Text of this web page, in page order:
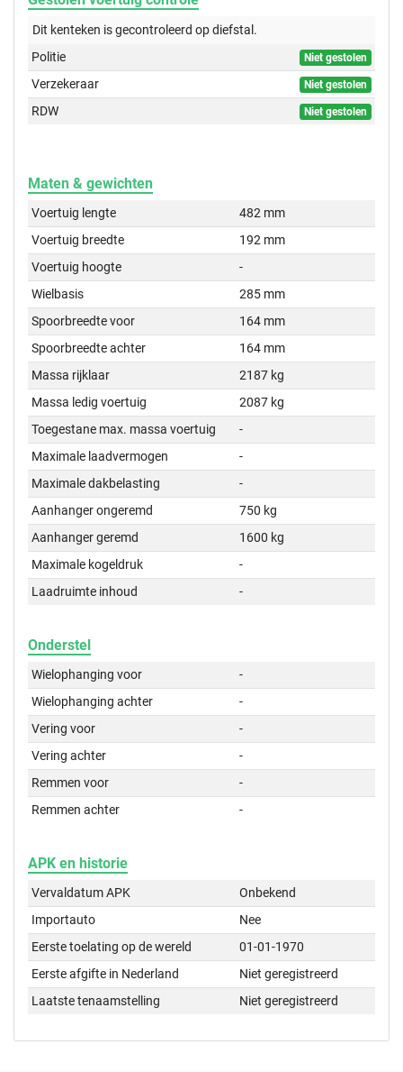
Dit kenteken is gecontroleerd opdiefstal.
Politie
Niet gestolen
Verzekeraar Niet gestolen
RDW Niet gestolen
Maten & gewichten
Voertuig lengte
482 mm
Voertuig breedte
192 mm
Voertuig hoogte
-
Wielbasis
285 mm
Spoorbreedte voor
164 mm
Spoorbreedte achter
164 mm
Massa rijklaar
2187 kg
Massa ledig voertuig
2087 kg
Toegestane max. massa voertuig
-
Maximale laadvermogen
-
Maximale dakbelasting
-
Aanhanger ongeremd
750 kg
Aanhanger geremd
1600 kg
Maximale kogeldruk
-
Laadruimte inhoud
-
Onderstel
Wielophanging voor
-
Wielophanging achter
-
Vering voor
-
Vering achter
-
Remmen voor
-
Remmen achter
-
APK en historie
Vervaldatum APK
Onbekend
Importauto
Nee
Eerste toelating op de wereld
01-01-1970
Eerste afgifte in Nederland
Niet geregistreerd
Laatste tenaamstelling
Niet geregistreerd